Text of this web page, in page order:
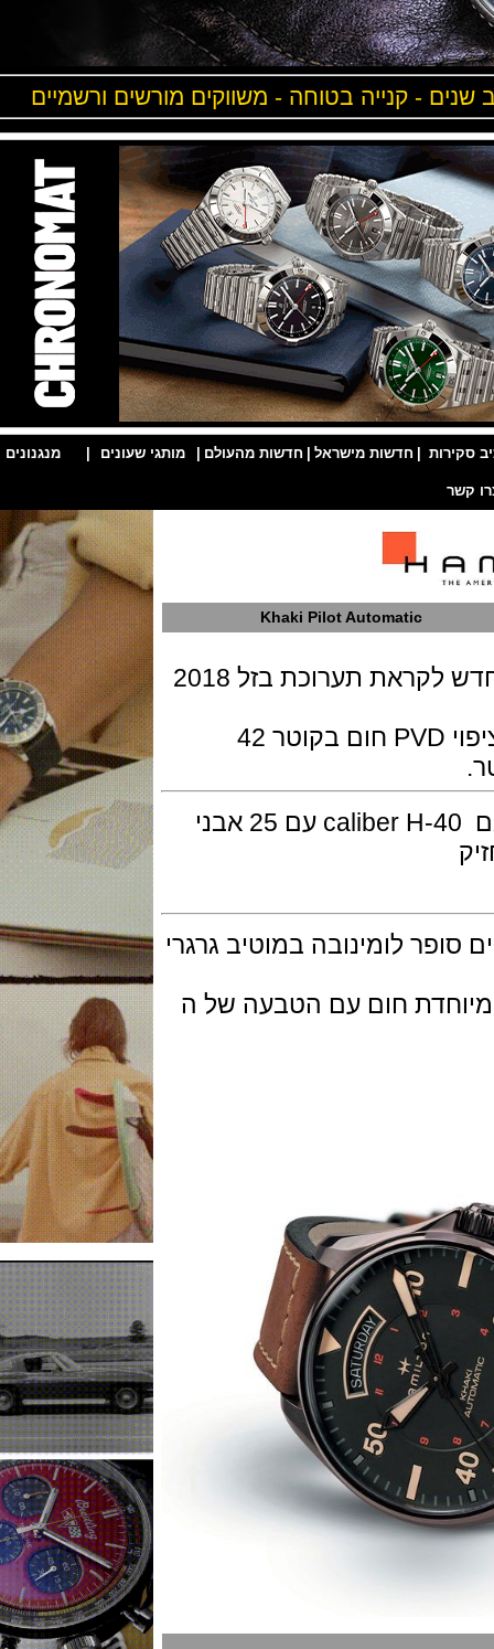
- קנייה בטוחה - משווקים מורשים ורשמיים
| חדשות מישראל | חדשות מהעולם | מותגי שעונים | מנגנונים |
Khaki Pilot Automatic
תערוכת בזל 2018
השעון בנוי פלדת אל חלד עם או בלי ציפוי PVD חום בקוטר 42
המנגנון מכני אוטומטי של המילטון דגם caliber H-40 עם 25 אבני
לומינובה במוטיב גרגרי
חום עם הטבעה של ה